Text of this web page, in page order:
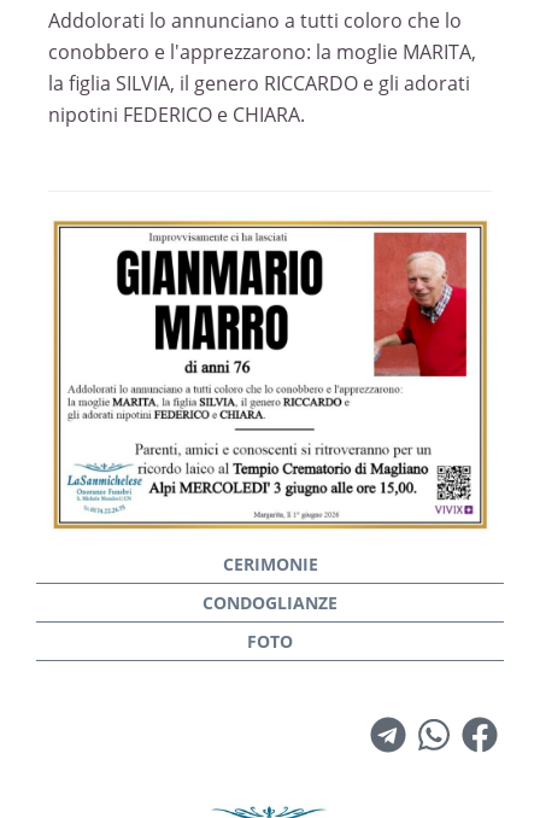
Addolorati lo annunciano a tutti coloro che lo
conobbero e l'apprezzarono: la moglie MARITA,
la figlia SILVIA, il genero RICCARDO e gli adorati
nipotini FEDERICO e CHIARA.